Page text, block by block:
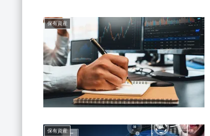
保有資産
保有資産